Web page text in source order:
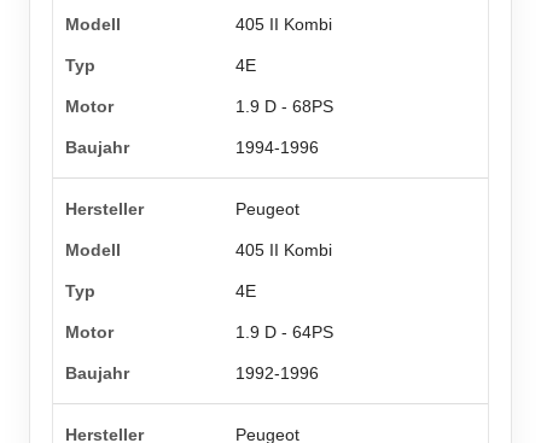
405 II Kombi
4E
1.9 D - 68PS
1994-1996
Peugeot
405 II Kombi
4E
1.9 D - 64PS
1992-1996
Peugeot